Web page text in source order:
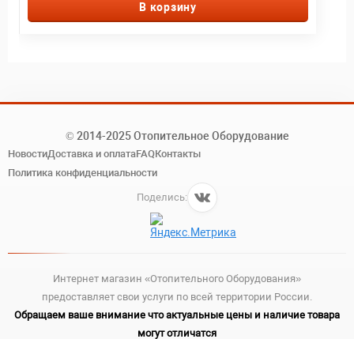
В корзину
© 2014-2025 Отопительное Оборудование
НовостиДоставка и оплатаFAQКонтакты
Политика конфиденциальности
Поделись:
Интернет магазин «Отопительного Оборудования»
предоставляет свои услуги по всей территории России.
Обращаем ваше внимание что актуальные цены и наличие товара
могут отличатся